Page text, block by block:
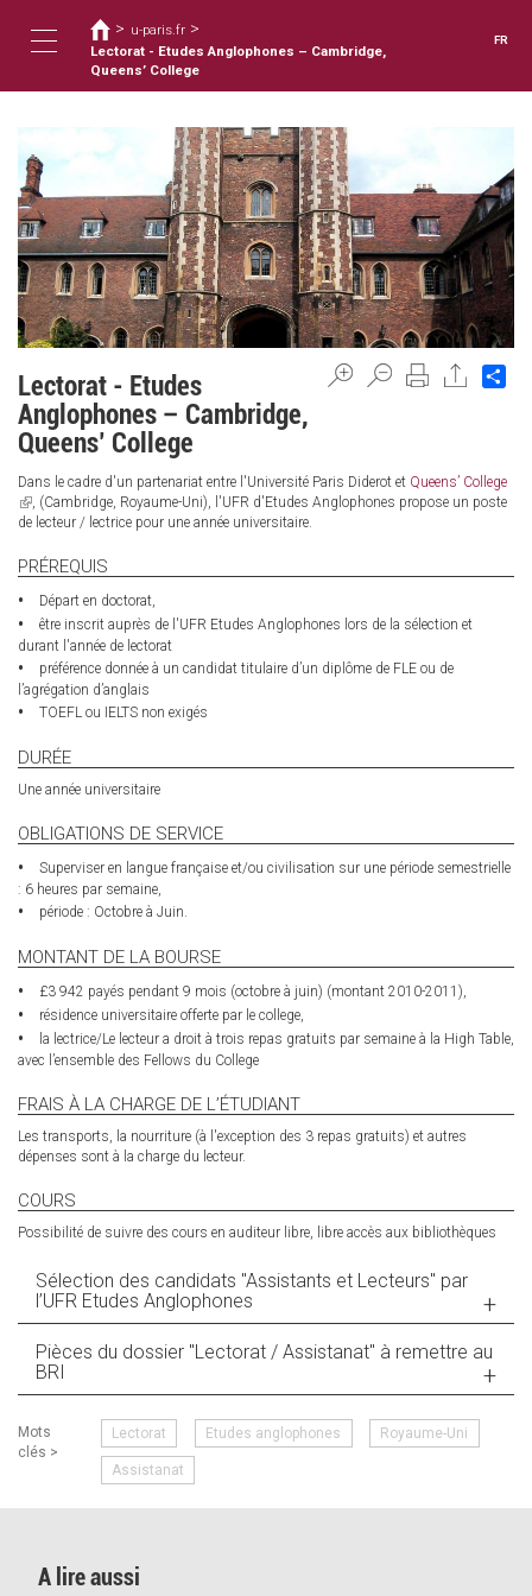
contenu
Toggle
navigation
Vous
êtes
ici
> u-paris.fr >
Lectorat - Etudes Anglophones – Cambridge,
Queens’ College
FR
Lectorat - Etudes
Anglophones – Cambridge,
Queens’ College
Dans le cadre d'un partenariat entre l'Université Paris Diderot et Queens’ College
(link
is
, (Cambridge, Royaume-Uni), l'UFR d'Etudes Anglophones propose un poste
de lecteur / lectrice pour une année universitaire.
PRÉREQUIS
Départ en doctorat,
être inscrit auprès de l'UFR Etudes Anglophones lors de la sélection et
durant l'année de lectorat
préférence donnée à un candidat titulaire d’un diplôme de FLE ou de
l’agrégation d’anglais
TOEFL ou IELTS non exigés
DURÉE
Une année universitaire
OBLIGATIONS DE SERVICE
Superviser en langue française et/ou civilisation sur une période semestrielle
: 6 heures par semaine,
période : Octobre à Juin.
MONTANT DE LA BOURSE
£3 942 payés pendant 9 mois (octobre à juin) (montant 2010-2011),
résidence universitaire offerte par le college,
la lectrice/Le lecteur a droit à trois repas gratuits par semaine à la High Table,
avec l’ensemble des Fellows du College
FRAIS À LA CHARGE DE L’ÉTUDIANT
Les transports, la nourriture (à l'exception des 3 repas gratuits) et autres
dépenses sont à la charge du lecteur.
COURS
Possibilité de suivre des cours en auditeur libre, libre accès aux bibliothèques
Sélection des candidats "Assistants et Lecteurs" par
l’UFR Etudes Anglophones
Pièces du dossier "Lectorat / Assistanat" à remettre au
BRI
Mots
clés >
Lectorat Etudes anglophones Royaume-Uni
Assistanat
A lire aussi